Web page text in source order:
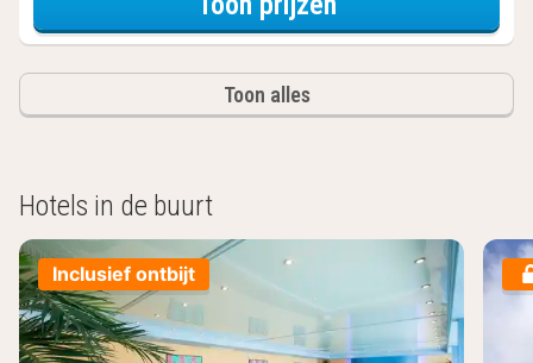
Toon alles
Hotels in de buurt
Inclusief ontbijt